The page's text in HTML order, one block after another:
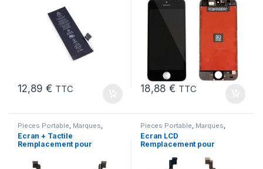
12,89€ TTC 18,88€ TTC
Pieces Portable Marques
Apple iPhone 5C
Ecran + Tactile
Remplacement pour
sur Chassis + Outils
Pieces Portable Marques
Apple iPhone 5s
Ecran LCD
Remplacement pour
tactile + Outils